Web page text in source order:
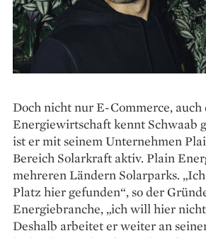
Doch nicht nur E-Commerce, auch
Energiewirtschaft kennt Schwaab
ist er mit seinem Unternehmen
Bereich Solarkraft aktiv. Plain
mehreren Ländern Solarparks.
Platz hier gefunden“, so der
Energiebranche, „ich will hier
Deshalb arbeitet er weiter an